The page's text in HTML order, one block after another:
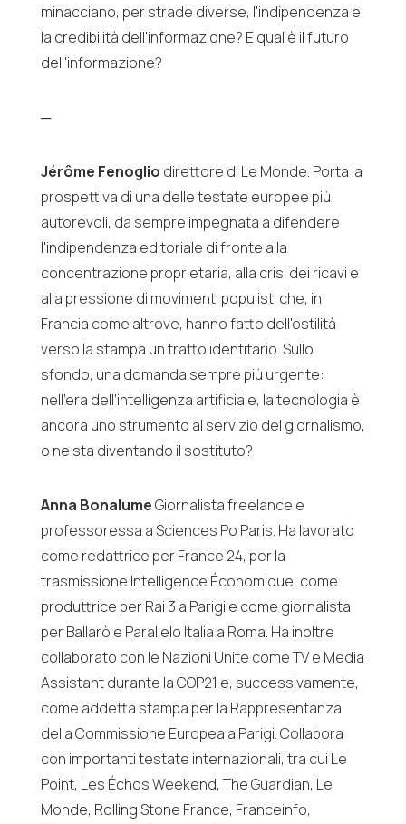
minacciano, per strade diverse, l'indipendenza e
la credibilità dell'informazione? E qual è il futuro
dell'informazione?
─
Jérôme Fenoglio direttore di Le Monde. Porta la
prospettiva di una delle testate europee più
autorevoli, da sempre impegnata a difendere
l'indipendenza editoriale di fronte alla
concentrazione proprietaria, alla crisi dei ricavi e
alla pressione di movimenti populisti che, in
Francia come altrove, hanno fatto dell'ostilità
verso la stampa un tratto identitario. Sullo
sfondo, una domanda sempre più urgente:
nell'era dell'intelligenza artificiale, la tecnologia è
ancora uno strumento al servizio del giornalismo,
o ne sta diventando il sostituto?
Anna BonalumeGiornalista freelance e
professoressa a Sciences Po Paris. Ha lavorato
come redattrice per France 24, per la
trasmissione Intelligence Économique, come
produttrice per Rai 3 a Parigi e come giornalista
per Ballarò e Parallelo Italia a Roma. Ha inoltre
collaborato con le Nazioni Unite come TV e Media
Assistant durante la COP21 e, successivamente,
come addetta stampa per la Rappresentanza
della Commissione Europea a Parigi. Collabora
con importanti testate internazionali, tra cui Le
Point, Les Échos Weekend, The Guardian, Le
Monde, Rolling Stone France, Franceinfo,